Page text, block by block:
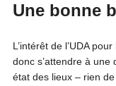
Une bonne
L’intérêt de l’UDA
donc s’attendre à une
état des lieux – rien